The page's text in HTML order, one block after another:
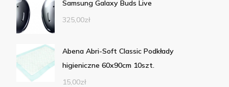
Samsung Galaxy Buds Live
325,00zł
Abena Abri-Soft Classic Podkłady
higieniczne 60x90cm 10szt.
15,00zł